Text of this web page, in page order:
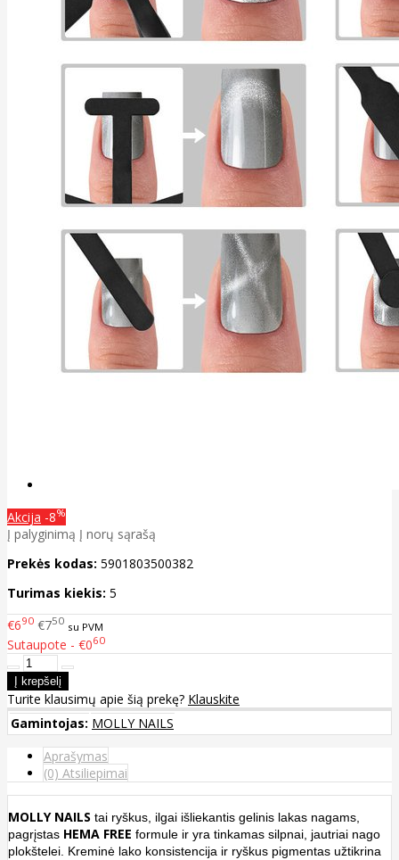
Akcija -8%
Į palyginimą Į norų sąrašą
Prekės kodas: 5901803500382
Turimas kiekis: 5
€690 €750 su PVM
Sutaupote - €060
Turite klausimų apie šią prekę? Klauskite
Gamintojas: MOLLY NAILS
Aprašymas
(0) Atsiliepimai
MOLLY NAILS tai ryškus, ilgai išliekantis gelinis lakas nagams,
pagrįstas HEMA FREE formule ir yra tinkamas silpnai, jautriai nago
plokštelei. Kreminė lako konsistencija ir ryškus pigmentas užtikrina